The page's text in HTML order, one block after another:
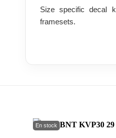
Size specific decal
framesets.